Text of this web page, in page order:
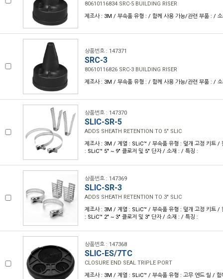
80610116834 SRC-5 BUILDING RISER
제조사 : 3M / 부속품 유형 : / 함께 사용 가능/관련 부품 : /
상품번호 : 147371
SRC-3
80610116826 SRC-3 BUILDING RISER
제조사 : 3M / 부속품 유형 : / 함께 사용 가능/관련 부품 : /
상품번호 : 147370
SLIC-SR-5
ADDS SHEATH RETENTION TO 5" SLIC
제조사 : 3M / 계열 : SLiC™ / 부속품 유형 : 덮개 고정 키트 /
: SLiC™ 5" ~ 9" 클로저 및 5" 단자 / 소재 : / 특징 :
상품번호 : 147369
SLIC-SR-3
ADDS SHEATH RETENTION TO 3" SLIC
제조사 : 3M / 계열 : SLiC™ / 부속품 유형 : 덮개 고정 키트 /
: SLiC™ 2" ~ 3" 클로저 및 3" 단자 / 소재 : / 특징 :
상품번호 : 147368
SLIC-ES/7TC
CLOSURE END SEAL TRIPLE PORT
제조사 : 3M / 계열 : SLiC™ / 부속품 유형 : 고무 엔드 씰 / 함